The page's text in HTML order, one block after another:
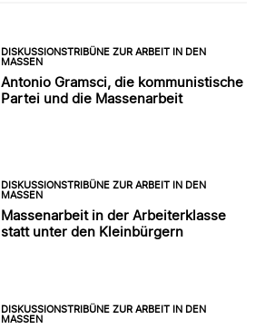
DISKUSSIONSTRIBÜNE ZUR ARBEIT IN DEN
MASSEN
Antonio Gramsci, die kommunistische
Partei und die Massenarbeit
DISKUSSIONSTRIBÜNE ZUR ARBEIT IN DEN
MASSEN
Massenarbeit in der Arbeiterklasse
statt unter den Kleinbürgern
DISKUSSIONSTRIBÜNE ZUR ARBEIT IN DEN
MASSEN